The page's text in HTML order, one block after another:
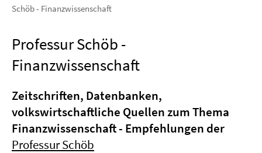
Schöb - Finanzwissenschaft
Professur Schöb -
Finanzwissenschaft
Zeitschriften, Datenbanken,
volkswirtschaftliche Quellen zum Thema
Finanzwissenschaft - Empfehlungen der
Professur Schöb